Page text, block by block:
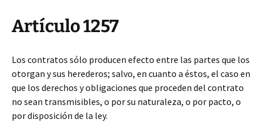
Artículo 1257
Los contratos sólo producen efecto entre las partes que los
otorgan y sus herederos; salvo, en cuanto a éstos, el caso en
que los derechos y obligaciones que proceden del contrato
no sean transmisibles, o por su naturaleza, o por pacto, o
por disposición de la ley.